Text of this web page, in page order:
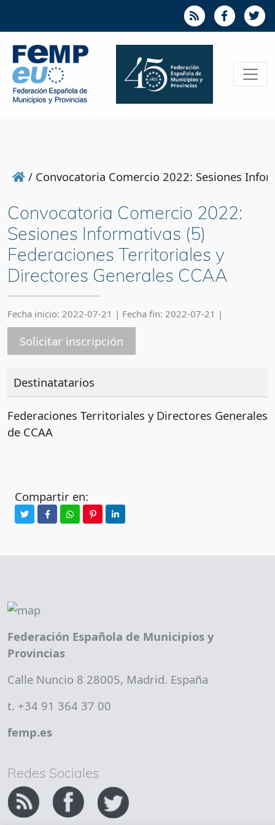
/ Convocatoria Comercio 2022: Sesiones
Convocatoria Comercio 2022:
Sesiones Informativas (5)
Federaciones Territoriales y
Directores Generales CCAA
Fecha inicio: 2022-07-21 | Fecha fin: 2022-07-21 |
Solicitar inscripción
Destinatatarios
Federaciones Territoriales y Directores Generales
de CCAA
Compartir en:
Federación Española de Municipios y
Provincias
Calle Nuncio 8 28005, Madrid. España
t. +34 91 364 37 00
femp.es
Redes Sociales